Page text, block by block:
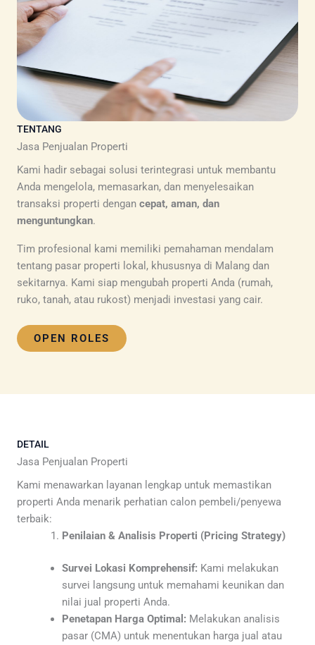
TENTANG
Jasa Penjualan Properti
Kami hadir sebagai solusi terintegrasi untuk membantu
Anda mengelola, memasarkan, dan menyelesaikan
transaksi properti dengan cepat, aman, dan
menguntungkan.
Tim profesional kami memiliki pemahaman mendalam
tentang pasar properti lokal, khususnya di Malang dan
sekitarnya. Kami siap mengubah properti Anda (rumah,
ruko, tanah, atau rukost) menjadi investasi yang cair.
OPEN ROLES
DETAIL
Jasa Penjualan Properti
Kami menawarkan layanan lengkap untuk memastikan
properti Anda menarik perhatian calon pembeli/penyewa
terbaik:
Penilaian & Analisis Properti (Pricing Strategy)
Survei Lokasi Komprehensif: Kami melakukan
survei langsung untuk memahami keunikan dan
nilai jual properti Anda.
Penetapan Harga Optimal: Melakukan analisis
pasar (CMA) untuk menentukan harga jual atau